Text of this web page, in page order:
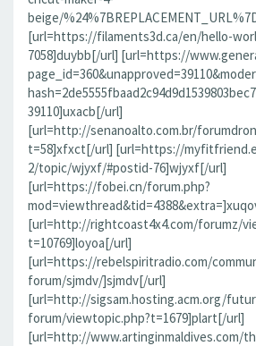
beige/
[url=https://filaments3d.ca/en/hello-
7058]duybb[/url] [url=https://
39110]uxacb[/url]
[url=http://senanoalto.com.br/
t=58]xfxct[/url] [url=https://
2/topic/wjyxf/#postid-76]wjyxf[/url]
[url=https://fobei.cn/forum.php?
[url=http://rightcoast4x4.com/forumz/
t=10769]loyoa[/url]
[url=https://rebelspiritradio.com/
forum/sjmdv/]sjmdv[/url]
[url=http://sigsam.hosting.acm.org/
forum/viewtopic.php?t=1679]plart[/url]
[url=http://www.artinginmaldives.com/